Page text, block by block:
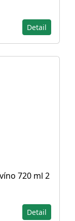
Detail
720 ml 2
Detail